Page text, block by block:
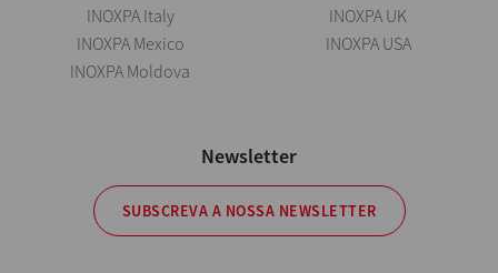
INOXPA Italy
INOXPA Mexico
INOXPA Moldova
INOXPA UK
INOXPA USA
Newsletter
SUBSCREVA A NOSSA NEWSLETTER